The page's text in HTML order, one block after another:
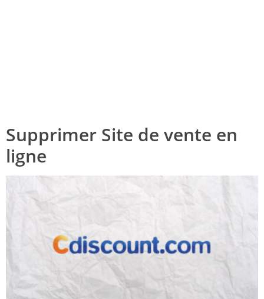
Supprimer Site de vente en
ligne